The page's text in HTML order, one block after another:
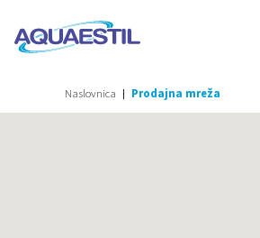
Naslovnica Prodajna mreža